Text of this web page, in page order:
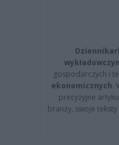
gospodarczych i
ekonomicznych.
precyzyjne
branży, swoje